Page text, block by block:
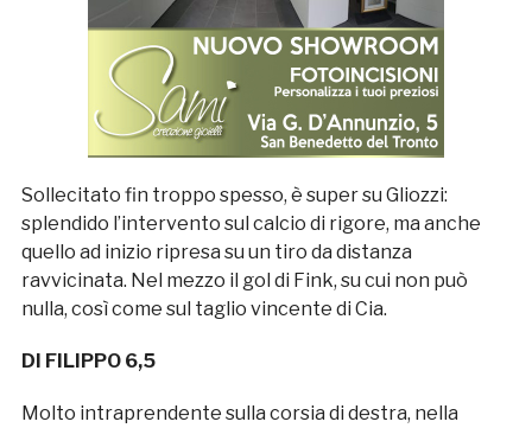
Sollecitato fin troppo spesso, è super su Gliozzi:
splendido l’intervento sul calcio di rigore, ma anche
quello ad inizio ripresa su un tiro da distanza
ravvicinata. Nel mezzo il gol di Fink, su cui non può
nulla, così come sul taglio vincente di Cia.
DI FILIPPO 6,5
Molto intraprendente sulla corsia di destra, nella